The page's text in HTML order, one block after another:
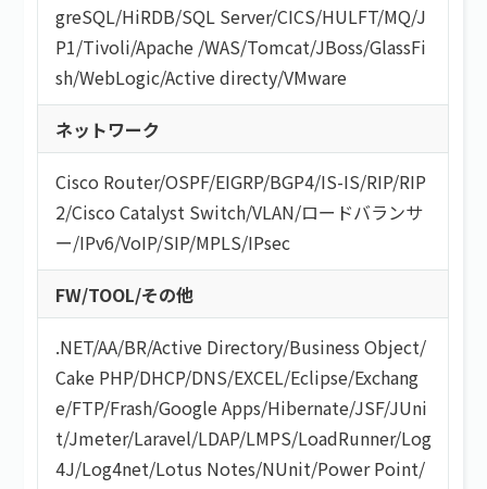
greSQL/HiRDB/SQL Server/CICS/HULFT/MQ/J
P1/Tivoli/Apache /WAS/Tomcat/JBoss/GlassFi
sh/WebLogic/Active directy/VMware
ネットワーク
Cisco Router/OSPF/EIGRP/BGP4/IS-IS/RIP/RIP
2/Cisco Catalyst Switch/VLAN/ロードバランサ
ー/IPv6/VoIP/SIP/MPLS/IPsec
FW/TOOL/その他
.NET/AA/BR/Active Directory/Business Object/
Cake PHP/DHCP/DNS/EXCEL/Eclipse/Exchang
e/FTP/Frash/Google Apps/Hibernate/JSF/JUni
t/Jmeter/Laravel/LDAP/LMPS/LoadRunner/Log
4J/Log4net/Lotus Notes/NUnit/Power Point/